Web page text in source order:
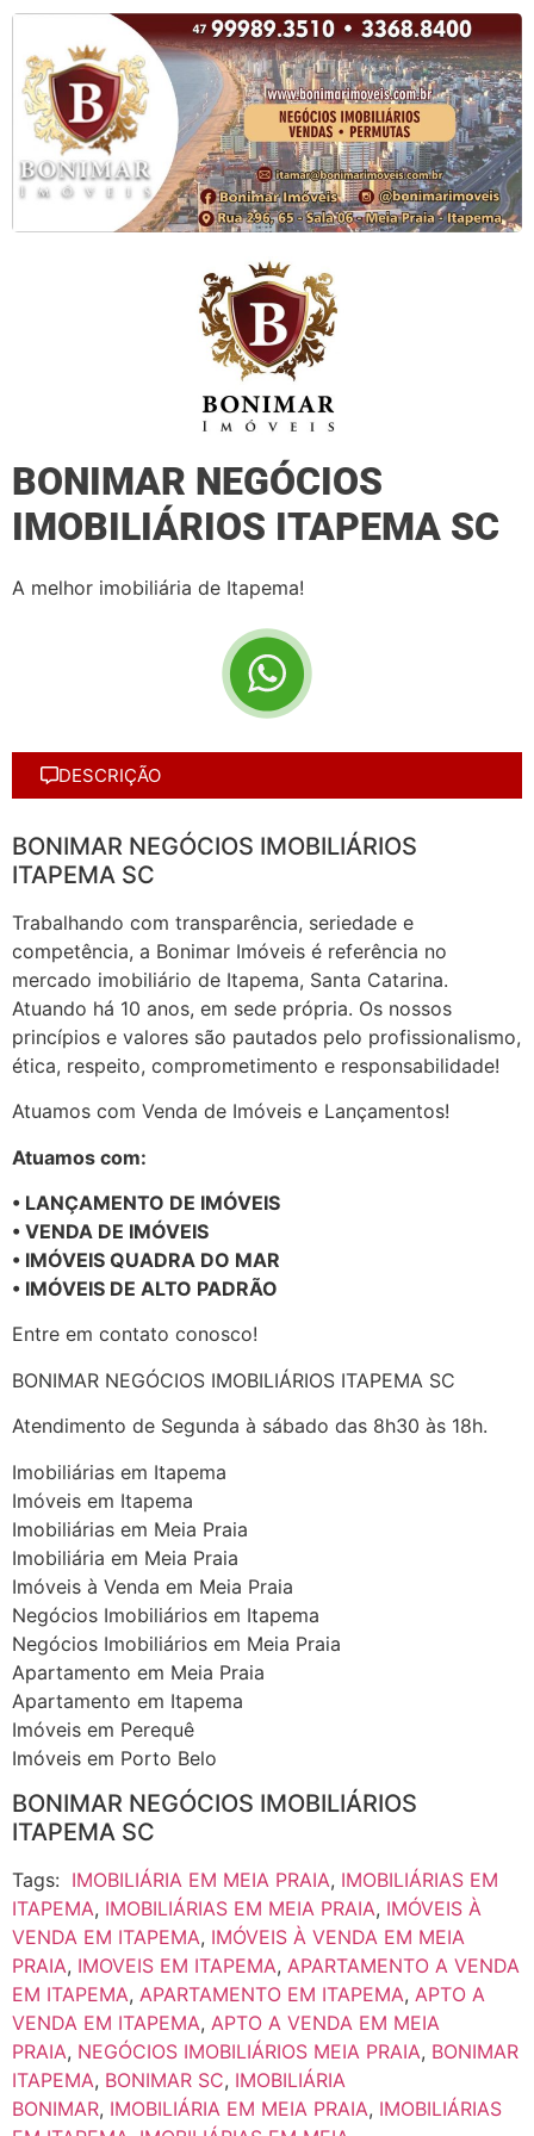
BONIMAR NEGÓCIOS
IMOBILIÁRIOS ITAPEMA SC
A melhor imobiliária de Itapema!
DESCRIÇÃO
BONIMAR NEGÓCIOS IMOBILIÁRIOS
ITAPEMA SC
Trabalhando com transparência, seriedade e
competência, a Bonimar Imóveis é referência no
mercado imobiliário de Itapema, Santa Catarina.
Atuando há 10 anos, em sede própria. Os nossos
princípios e valores são pautados pelo profissionalismo,
ética, respeito, comprometimento e responsabilidade!
Atuamos com Venda de Imóveis e Lançamentos!
Atuamos com:
• LANÇAMENTO DE IMÓVEIS
• VENDA DE IMÓVEIS
• IMÓVEIS QUADRA DO MAR
• IMÓVEIS DE ALTO PADRÃO
Entre em contato conosco!
BONIMAR NEGÓCIOS IMOBILIÁRIOS ITAPEMA SC
Atendimento de Segunda à sábado das 8h30 às 18h.
Imobiliárias em Itapema
Imóveis em Itapema
Imobiliárias em Meia Praia
Imobiliária em Meia Praia
Imóveis à Venda em Meia Praia
Negócios Imobiliários em Itapema
Negócios Imobiliários em Meia Praia
Apartamento em Meia Praia
Apartamento em Itapema
Imóveis em Perequê
Imóveis em Porto Belo
BONIMAR NEGÓCIOS IMOBILIÁRIOS
ITAPEMA SC
Tags: IMOBILIÁRIA EM MEIA PRAIA, IMOBILIÁRIAS EM
ITAPEMA, IMOBILIÁRIAS EM MEIA PRAIA, IMÓVEIS À
VENDA EM ITAPEMA, IMÓVEIS À VENDA EM MEIA
PRAIA, IMOVEIS EM ITAPEMA, APARTAMENTO A VENDA
EM ITAPEMA, APARTAMENTO EM ITAPEMA, APTO A
VENDA EM ITAPEMA, APTO A VENDA EM MEIA
PRAIA, NEGÓCIOS IMOBILIÁRIOS MEIA PRAIA, BONIMAR
ITAPEMA, BONIMAR SC, IMOBILIÁRIA
BONIMAR, IMOBILIÁRIA EM MEIA PRAIA, IMOBILIÁRIAS